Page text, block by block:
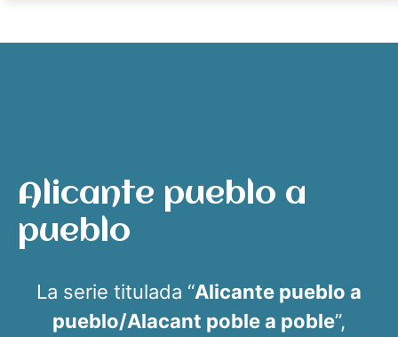
Alicante pueblo a
pueblo
La serie titulada “Alicante pueblo a
pueblo/Alacant poble a poble”,